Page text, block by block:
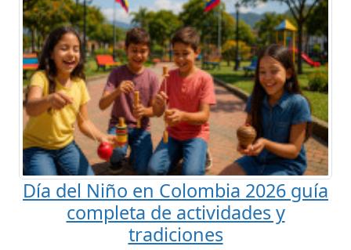
Día del Niño en Colombia 2026 guía
completa de actividades y
tradiciones